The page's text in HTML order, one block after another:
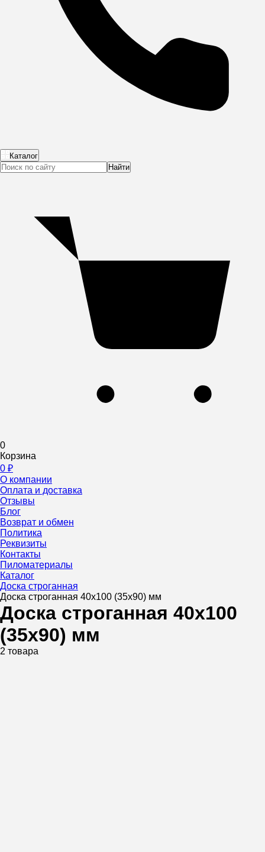
Каталог
Найти
0
Корзина
0 ₽
О компании
Оплата и доставка
Отзывы
Блог
Возврат и обмен
Политика
Реквизиты
Контакты
Пиломатериалы
Каталог
Доска строганная
Доска строганная 40х100 (35х90) мм
Доска строганная 40х100
(35х90) мм
2 товара